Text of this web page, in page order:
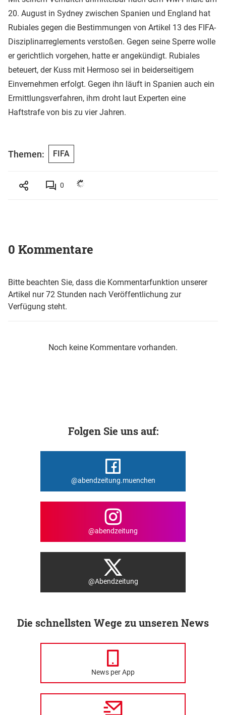
20. August in Sydney zwischen Spanien und England hat
Rubiales gegen die Bestimmungen von Artikel 13 des FIFA-
Disziplinarreglements verstoßen. Gegen seine Sperre wolle
er gerichtlich vorgehen, hatte er angekündigt. Rubiales
beteuert, der Kuss mit Hermoso sei in beiderseitigem
Einvernehmen erfolgt. Gegen ihn läuft in Spanien auch ein
Ermittlungsverfahren, ihm droht laut Experten eine
Haftstrafe von bis zu vier Jahren.
Themen: FIFA
0
0 Kommentare
Bitte beachten Sie, dass die Kommentarfunktion unserer
Artikel nur 72 Stunden nach Veröffentlichung zur
Verfügung steht.
Noch keine Kommentare vorhanden.
Folgen Sie uns auf:
@abendzeitung.muenchen
@abendzeitung
@Abendzeitung
Die schnellsten Wege zu unseren News
News per App